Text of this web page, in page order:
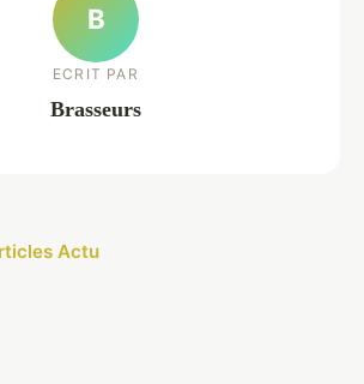
B
ECRIT PAR
Brasseurs
Actu